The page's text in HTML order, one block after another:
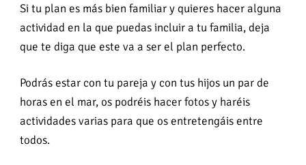
Si tu plan es más bien familiar y quieres hacer alguna
actividad en la que puedas incluir a tu familia, deja
que te diga que este va a ser el plan perfecto.
Podrás estar con tu pareja y con tus hijos un par de
horas en el mar, os podréis hacer fotos y haréis
actividades varias para que os entretengáis entre
todos.